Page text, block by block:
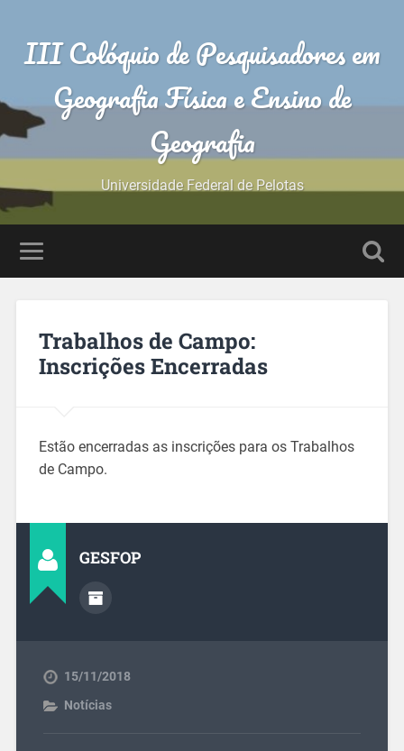
III Colóquio de Pesquisadores em
Geografia Física e Ensino de
Geografia
Universidade Federal de Pelotas
Trabalhos de Campo:
Inscrições Encerradas
Estão encerradas as inscrições para os Trabalhos
de Campo.
GESFOP
15/11/2018
Notícias